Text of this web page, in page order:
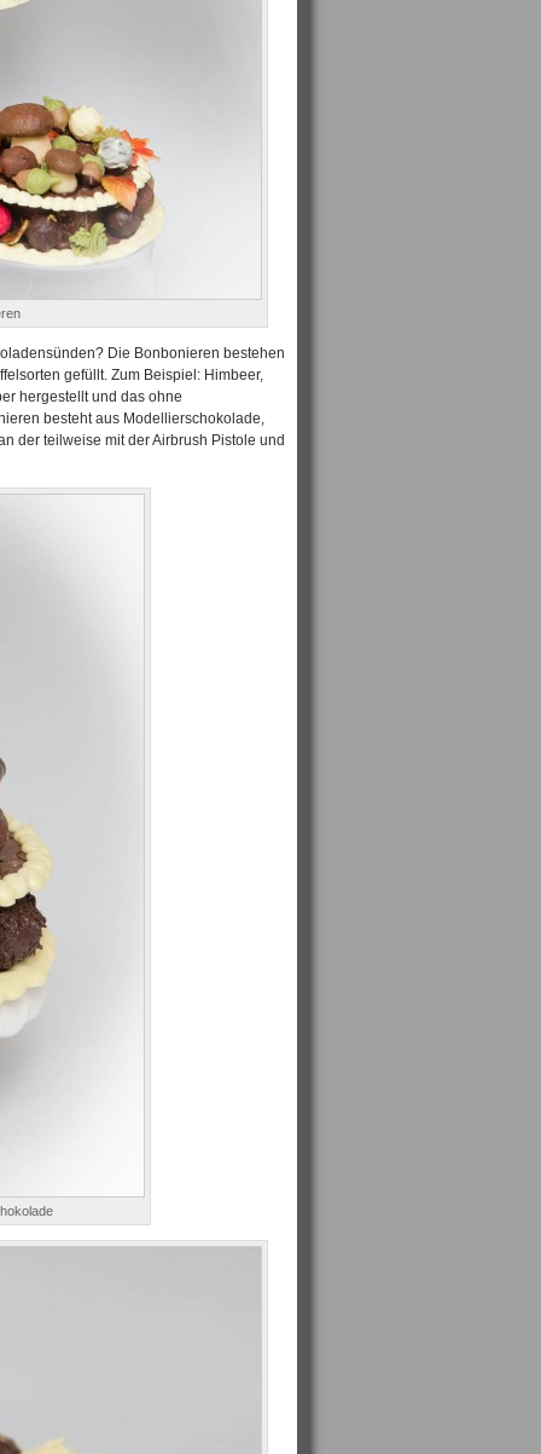
Die Bonbonieren bestehen
gefüllt. Zum Beispiel: Himbeer,
hergestellt und das ohne
besteht aus Modellierschokolade,
der teilweise mit der Airbrush Pistole und